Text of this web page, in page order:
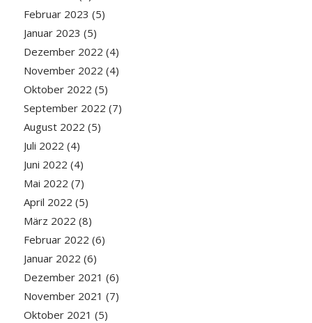
Februar 2023 (5)
Januar 2023 (5)
Dezember 2022 (4)
November 2022 (4)
Oktober 2022 (5)
September 2022 (7)
August 2022 (5)
Juli 2022 (4)
Juni 2022 (4)
Mai 2022 (7)
April 2022 (5)
März 2022 (8)
Februar 2022 (6)
Januar 2022 (6)
Dezember 2021 (6)
November 2021 (7)
Oktober 2021 (5)